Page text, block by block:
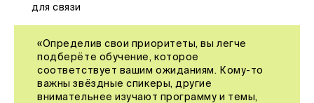
для связи
«Определив свои приоритеты, вы легче
подберёте обучение, которое
соответствует вашим ожиданиям. Кому-то
важны звёздные спикеры, другие
внимательнее изучают программу и темы,